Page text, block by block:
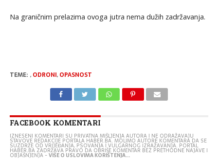
Na graničnim prelazima ovoga jutra nema dužih zadržavanja.
TEME: , ODRONI, OPASNOST
FACEBOOK KOMENTARI
IZNESENI KOMENTARI SU PRIVATNA MIŠLJENJA AUTORA I NE ODRAŽAVAJU
STAVOVE REDAKCIJE PORTALA HABER.BA. MOLIMO AUTORE KOMENTARA DA SE
SUZDRŽE OD VRIJEĐANJA, PSOVANJA I VULGARNOG IZRAŽAVANJA. PORTAL
HABER.BA ZADRŽAVA PRAVO DA OBRIŠE KOMENTAR BEZ PRETHODNE NAJAVE I
OBJAŠNJENJA -VIŠE O USLOVIMA KORIŠTENJA...